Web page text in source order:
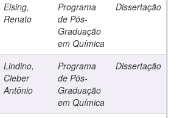
Eising,
Renato
Programa
de Pós-
Graduação
em Química
Dissertação
Lindino,
Cleber
Antônio
Programa
de Pós-
Graduação
em Química
Dissertação